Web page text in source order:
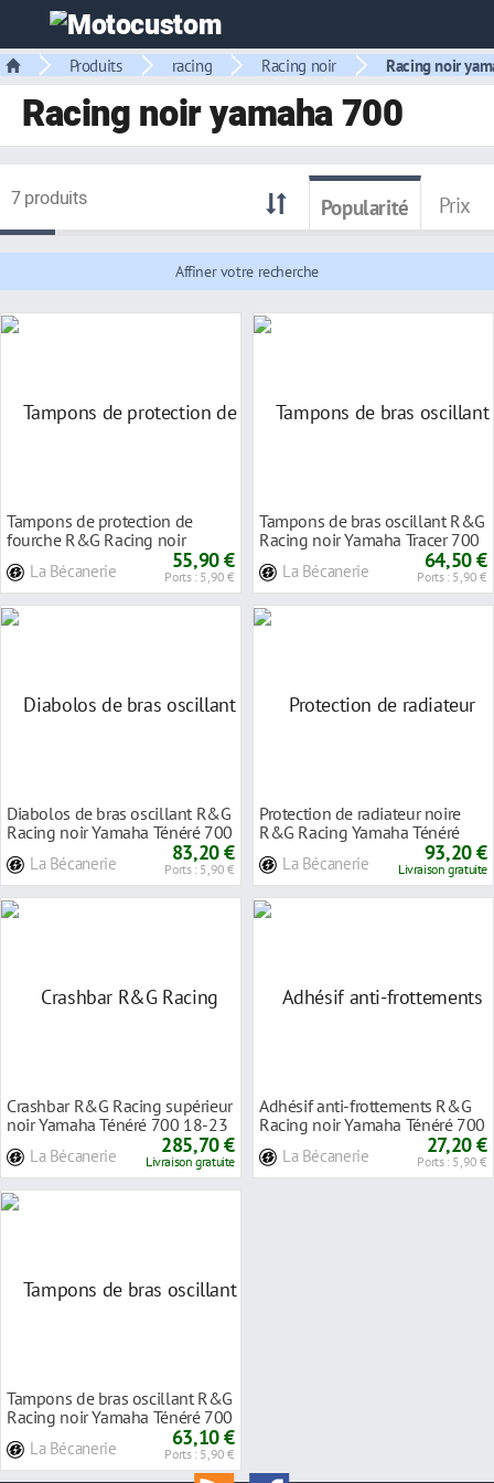
Produits racing Racing noir Racing noir
Racing noir yamaha 700
7 produits Popularité Prix
Affiner votre recherche
Tampons de protection de
fourche R&G Racing noir
La Bécanerie 55,90 €
Ports : 5,90 €
Tampons de bras oscillant R&G
Racing noir Yamaha Tracer 700
La Bécanerie 64,50 €
Ports : 5,90 €
Diabolos de bras oscillant R&G
Racing noir Yamaha Ténéré 700
La Bécanerie 83,20 €
Ports : 5,90 €
Protection de radiateur noire
R&G Racing Yamaha Ténéré
La Bécanerie 93,20 €
Livraison gratuite
Crashbar R&G Racing supérieur
noir Yamaha Ténéré 700 18-23
La Bécanerie 285,70 €
Livraison gratuite
Adhésif anti-frottements R&G
Racing noir Yamaha Ténéré 700
La Bécanerie 27,20 €
Ports : 5,90 €
Tampons de bras oscillant R&G
Racing noir Yamaha Ténéré 700
La Bécanerie 63,10 €
Ports : 5,90 €